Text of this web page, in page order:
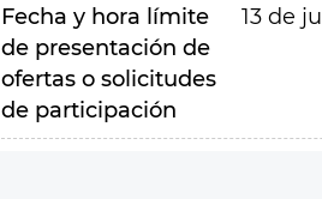
Fecha y hora límite
de presentación de
ofertas o solicitudes
de participación
13 de